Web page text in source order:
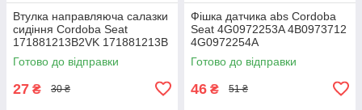
Втулка направляюча салазки
сидіння Cordoba Seat
171881213B2VK 171881213B
Готово до відправки
27 ₴ 30 ₴
Фішка датчика abs Cordoba
Seat 4G0972253A 4B0973712
4G0972254A
Готово до відправки
46 ₴ 51 ₴